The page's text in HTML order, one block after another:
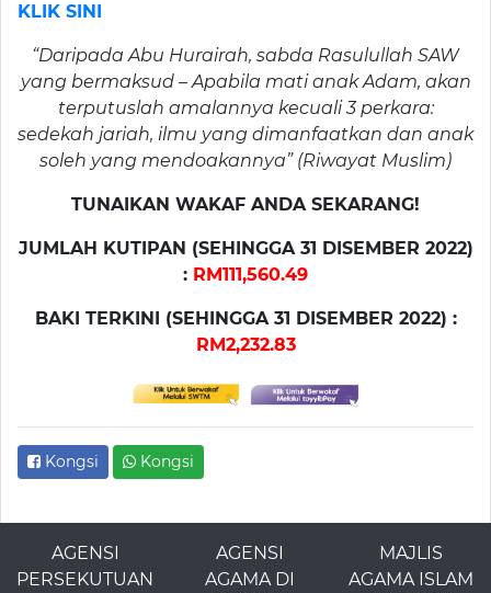
KLIK SINI
“Daripada Abu Hurairah, sabda Rasulullah SAW
yang bermaksud – Apabila mati anak Adam, akan
terputuslah amalannya kecuali 3 perkara:
sedekah jariah, ilmu yang dimanfaatkan dan anak
soleh yang mendoakannya” (Riwayat Muslim)
TUNAIKAN WAKAF ANDA SEKARANG!
JUMLAH KUTIPAN (SEHINGGA 31 DISEMBER 2022)
: RM111,560.49
BAKI TERKINI (SEHINGGA 31 DISEMBER 2022) :
RM2,232.83
Kongsi Kongsi
AGENSI
PERSEKUTUAN
AGENSI
AGAMA DI
MAJLIS
AGAMA ISLAM